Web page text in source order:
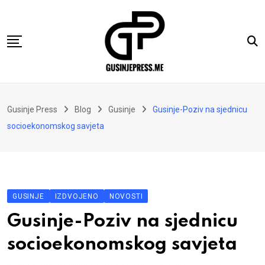
content
Vremeplov
Oglasi
Hajtarhana
Kontakt
Gusinje Press Blog Gusinje
Gusinje-Poziv na sjednicu
socioekonomskog savjeta
GUSINJE IZDVOJENO NOVOSTI
Gusinje-Poziv na sjednicu
socioekonomskog savjeta